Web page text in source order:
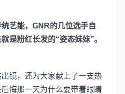
艺能，GNR的几位选手自
是粉红长发的“姿态妹妹”。
镜，还为大家献上了一支热
悔那一天为什么要带着眼睛